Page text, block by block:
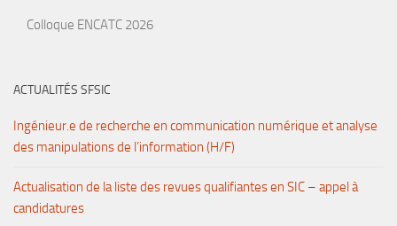
Colloque ENCATC 2026
ACTUALITÉS SFSIC
Ingénieur.e de recherche en communication numérique et analyse
des manipulations de l’information (H/F)
Actualisation de la liste des revues qualifiantes en SIC – appel à
candidatures